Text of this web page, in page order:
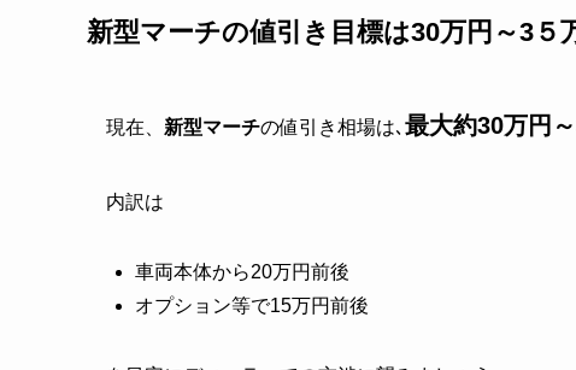
新型マーチの値引き目標は30万円～3５
現在、 新型マーチの値引き相場は､最大約30万円
内訳は
車両本体から20万円前後
オプション等で15万円前後